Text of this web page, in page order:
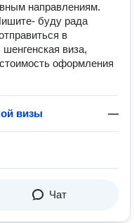
направлениям.
буду рада
в
виза,
оформления
визы —
Чат